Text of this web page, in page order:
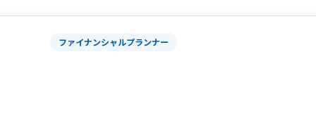
ファイナンシャルプランナー